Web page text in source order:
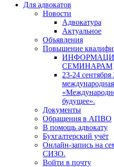
Для адвокатов
Новости
Адвокатура
Актуальное
Объявления
Повышение
СЕМИНАРАМ
23-24
будущее».
Документы
Обращения в АПВО
В помощь адвокату
Бухгалтерский учёт
Онлайн-запись на
СИЗО.
Войти в почту